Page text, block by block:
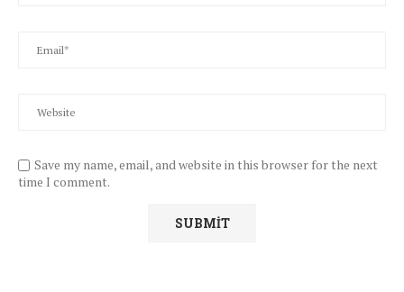
Save my name, email, and website in this browser for the next
time I comment.